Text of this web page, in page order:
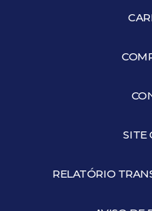
SITE
RELATÓRIO